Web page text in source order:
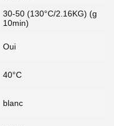
30-50 (130°C/2.16KG) (g
10min)
Oui
40°C
blanc